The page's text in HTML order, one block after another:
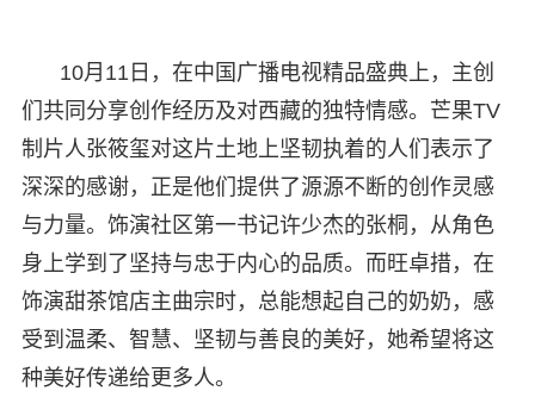
10月11日，在中国广播电视精品盛典上，主创
们共同分享创作经历及对西藏的独特情感。芒果TV
制片人张筱玺对这片土地上坚韧执着的人们表示了
深深的感谢，正是他们提供了源源不断的创作灵感
与力量。饰演社区第一书记许少杰的张桐，从角色
身上学到了坚持与忠于内心的品质。而旺卓措，在
饰演甜茶馆店主曲宗时，总能想起自己的奶奶，感
受到温柔、智慧、坚韧与善良的美好，她希望将这
种美好传递给更多人。